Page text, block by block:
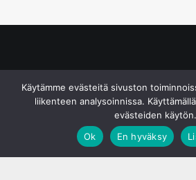
Käytämme evästeitä sivuston
liikenteen analysoinnissa.
evästeiden käytön.
Ok
En hyväksy